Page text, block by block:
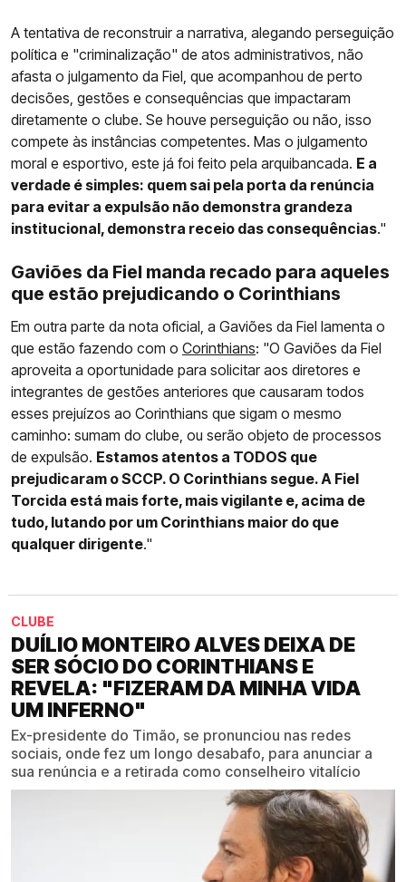
A tentativa de reconstruir a narrativa, alegando perseguição
política e "criminalização" de atos administrativos, não
afasta o julgamento da Fiel, que acompanhou de perto
decisões, gestões e consequências que impactaram
diretamente o clube. Se houve perseguição ou não, isso
compete às instâncias competentes. Mas o julgamento
moral e esportivo, este já foi feito pela arquibancada. E a
verdade é simples: quem sai pela porta da renúncia
para evitar a expulsão não demonstra grandeza
institucional, demonstra receio das consequências."
Gaviões da Fiel manda recado para aqueles
que estão prejudicando o Corinthians
Em outra parte da nota oficial, a Gaviões da Fiel lamenta o
que estão fazendo com o Corinthians: "O Gaviões da Fiel
aproveita a oportunidade para solicitar aos diretores e
integrantes de gestões anteriores que causaram todos
esses prejuízos ao Corinthians que sigam o mesmo
caminho: sumam do clube, ou serão objeto de processos
de expulsão. Estamos atentos a TODOS que
prejudicaram o SCCP. O Corinthians segue. A Fiel
Torcida está mais forte, mais vigilante e, acima de
tudo, lutando por um Corinthians maior do que
qualquer dirigente."
CLUBE
DUÍLIO MONTEIRO ALVES DEIXA DE
SER SÓCIO DO CORINTHIANS E
REVELA: "FIZERAM DA MINHA VIDA
UM INFERNO"
Ex-presidente do Timão, se pronunciou nas redes
sociais, onde fez um longo desabafo, para anunciar a
sua renúncia e a retirada como conselheiro vitalício